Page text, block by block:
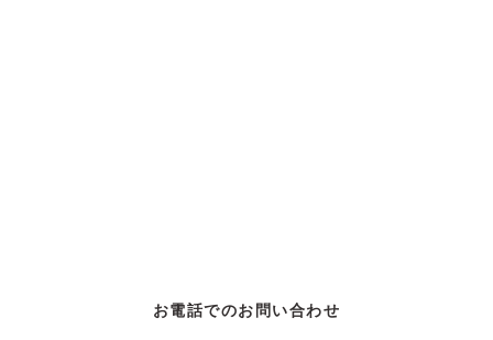
お電話でのお問い合わせ